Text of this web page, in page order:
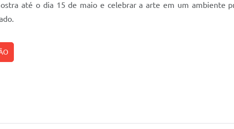
até o dia 15 de maio e celebrar a arte em um ambiente